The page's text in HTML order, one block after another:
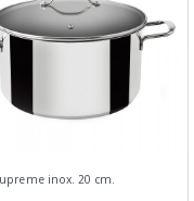
inox. 20 cm.